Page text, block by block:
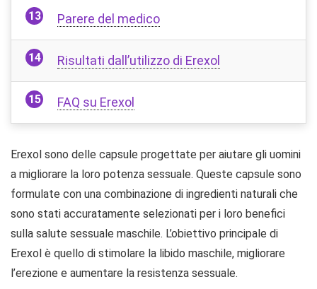
Parere del medico
Risultati dall’utilizzo di Erexol
FAQ su Erexol
Erexol sono delle capsule progettate per aiutare gli uomini
a migliorare la loro potenza sessuale. Queste capsule sono
formulate con una combinazione di ingredienti naturali che
sono stati accuratamente selezionati per i loro benefici
sulla salute sessuale maschile. L’obiettivo principale di
Erexol è quello di stimolare la libido maschile, migliorare
l’erezione e aumentare la resistenza sessuale.